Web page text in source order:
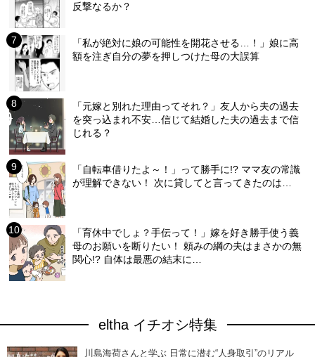
反撃なるか？
「私が絶対に娘の可能性を開花させる…！」娘に高
額を注ぎ自分の夢を押しつけた母の大誤算
「元嫁と別れた理由ってそれ？」友人から夫の過去
を突っ込まれ不安…信じて結婚した夫の過去まで信
じれる？
「自転車借りたよ～！」って勝手に!? ママ友の常識
が理解できない！ 次に貸してと言ってきたのは…
「育休中でしょ？手伝って！」嫁を好き勝手使う義
母のお願いを断りたい！ 頼みの綱の夫はまさかの無
関心!? 自体は最悪の結末に…
eltha イチオシ特集
川島海荷さんと学ぶ 日常に潜む“人身取引”のリアル